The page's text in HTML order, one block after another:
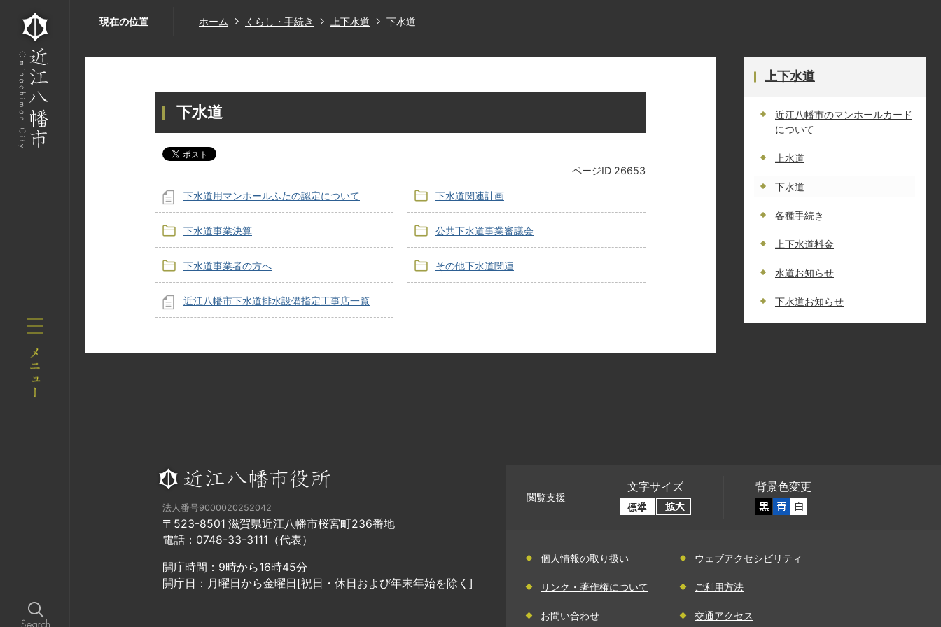
現在の位置 ホーム くらし・手続き 上下水道 下水道
下水道
ページID 26653
下水道用マンホールふたの認定について 下水道関連計画
下水道事業決算 公共下水道事業審議会
下水道事業者の方へ その他下水道関連
近江八幡市下水道排水設備指定工事店一覧
上下水道
近江八幡市のマンホールカード
について
上水道
下水道
各種手続き
上下水道料金
水道お知らせ
下水道お知らせ
法人番号9000020252042
〒523-8501 滋賀県近江八幡市桜宮町236番地
電話：0748-33-3111（代表）
開庁時間：9時から16時45分
開庁日：月曜日から金曜日[祝日・休日および年末年始を除く]
閲覧支援
文字サイズ 背景色変更
個人情報の取り扱い ウェブアクセシビリティ
リンク・著作権について ご利用方法
お問い合わせ 交通アクセス